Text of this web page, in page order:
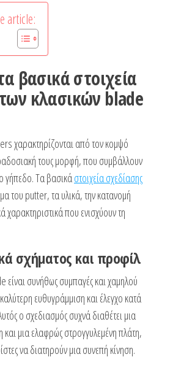
article:
βασικά στοιχεία
κλασικών blade
χαρακτηρίζονται από τον κομψό
τους μορφή, που συμβάλλουν
γήπεδο. Τα βασικάστοιχεία σχεδίασης
του putter, τα υλικά, την κατανομή
χαρακτηριστικά που ενισχύουν τη
σχήματος και προφίλ
είναι συνήθως συμπαγές και χαμηλού
ευθυγράμμιση και έλεγχο κατά
ο σχεδιασμός συχνά διαθέτει μια
και μια ελαφρώς στρογγυλεμένη πλάτη,
να διατηρούν μια συνεπή κίνηση.